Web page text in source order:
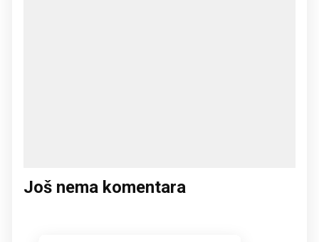
Još nema komentara